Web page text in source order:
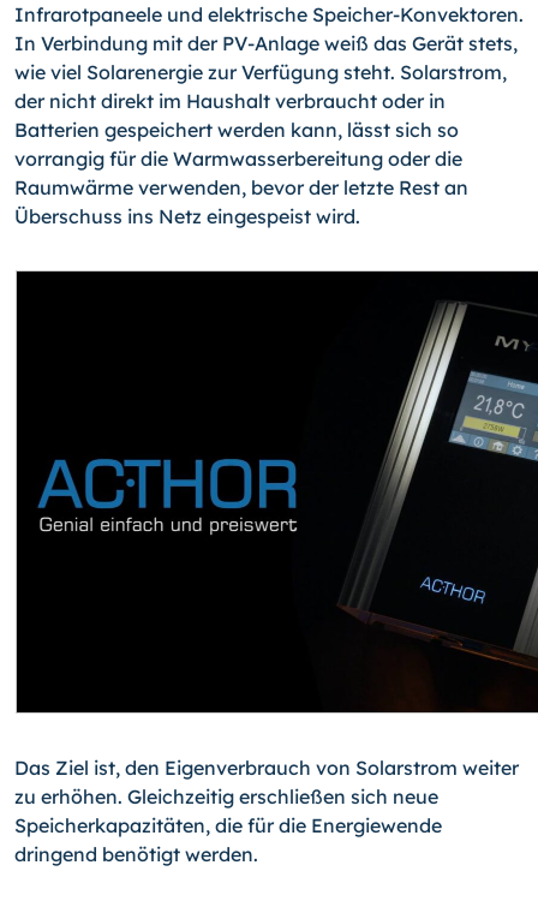
Infrarotpaneele und elektrische Speicher-Konvektoren.
In Verbindung mit der PV-Anlage weiß das Gerät stets,
wie viel Solarenergie zur Verfügung steht. Solarstrom,
der nicht direkt im Haushalt verbraucht oder in
Batterien gespeichert werden kann, lässt sich so
vorrangig für die Warmwasserbereitung oder die
Raumwärme verwenden, bevor der letzte Rest an
Überschuss ins Netz eingespeist wird.
Das Ziel ist, den Eigenverbrauch von Solarstrom weiter
zu erhöhen. Gleichzeitig erschließen sich neue
Speicherkapazitäten, die für die Energiewende
dringend benötigt werden.